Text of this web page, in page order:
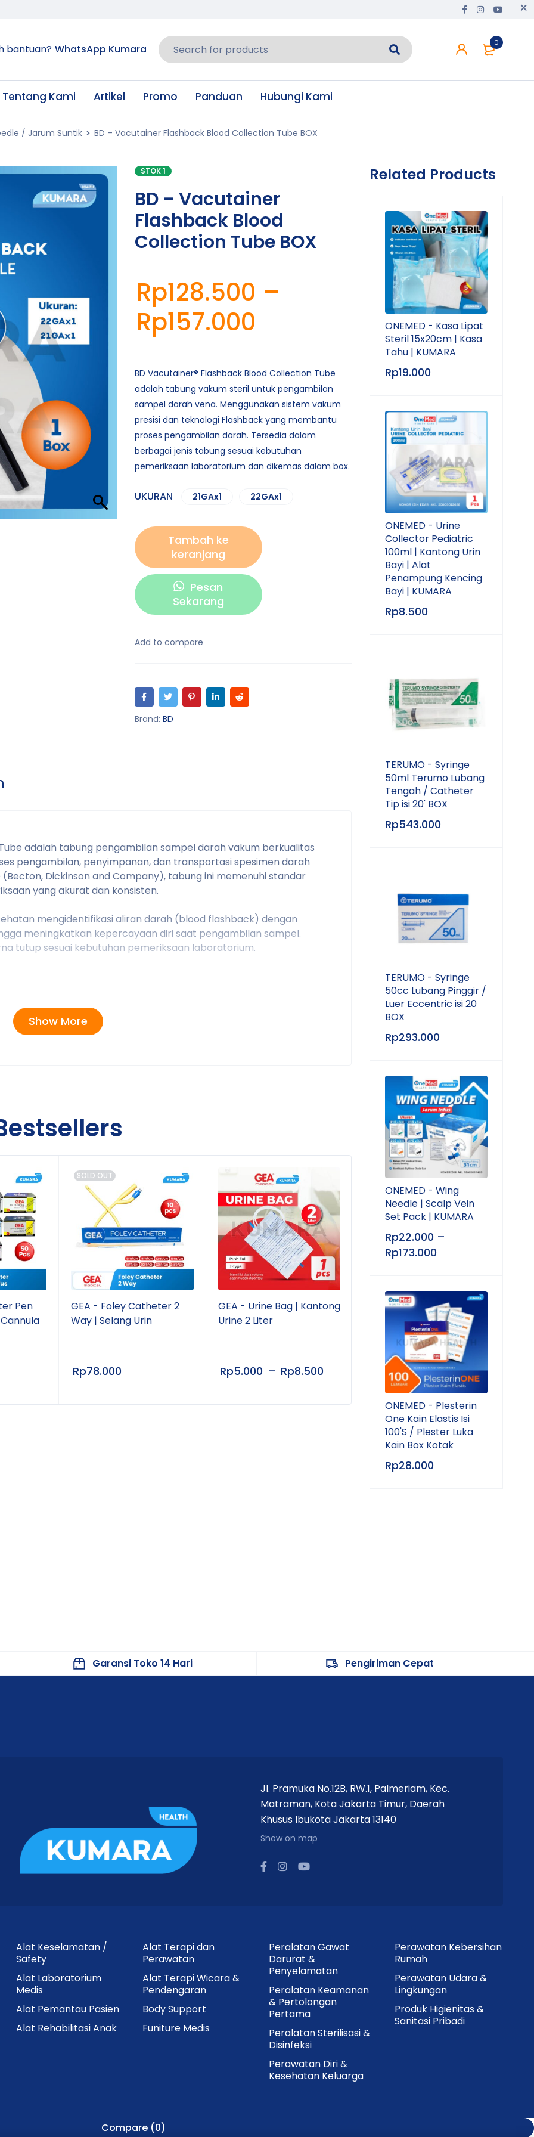
0
bantuan? WhatsApp Kumara
Tentang Kami Artikel Promo Panduan Hubungi Kami
/ Jarum Suntik BD – Vacutainer Flashback Blood Collection Tube BOX
STOK 1
BD – Vacutainer
Flashback Blood
Collection Tube BOX
Rp128.500 –
Rp157.000
BD Vacutainer® Flashback Blood Collection Tube
adalah tabung vakum steril untuk pengambilan
sampel darah vena. Menggunakan sistem vakum
presisi dan teknologi Flashback yang membantu
proses pengambilan darah. Tersedia dalam
berbagai jenis tabung sesuai kebutuhan
pemeriksaan laboratorium dan dikemas dalam box.
UKURAN 21GAx1 22GAx1
Tambah ke
keranjang
Pesan
Sekarang
Brand: BD
adalah tabung pengambilan sampel darah vakum berkualitas
pengambilan, penyimpanan, dan transportasi spesimen darah
Dickinson and Company), tabung ini memenuhi standar
yang akurat dan konsisten.
mengidentifikasi aliran darah (blood flashback) dengan
meningkatkan kepercayaan diri saat pengambilan sampel.
tutup sesuai kebutuhan pemeriksaan laboratorium.
pemeriksaan laboratorium.
kondisi pasien.
perangkat medis.
aliran darah saat pengambilan sampel.
tahan pecah.
proses analisis.
dan fasilitas kesehatan.
Dickinson and Company)
varian yang dipilih.
yang dianjurkan apabila mengandung aditif.
untuk pemeriksaan.
yang kompeten sesuai prosedur medis.
telah melewati tanggal kedaluwarsa.
Tubememberikan kualitas pengambilan sampel darah yang
berkualitas tinggi. Teknologi Flashback membantu proses
kebutuhan rumah sakit, laboratorium klinik, dan fasilitas
Show More
Pen
SOLD OUT
GEA - Foley Catheter 2
Way | Selang Urin
Rp78.000
GEA - Urine Bag | Kantong
Urine 2 Liter
Rp5.000 – Rp8.500
KUMARA - Bundling Infus
Set | Perlengkapan
Perawatan Kesehatan
25.000
Related Products
ONEMED - Kasa Lipat
Steril 15x20cm | Kasa
Tahu | KUMARA
Rp19.000
ONEMED - Urine
Collector Pediatric
100ml | Kantong Urin
Bayi | Alat
Penampung Kencing
Bayi | KUMARA
Rp8.500
TERUMO - Syringe
50ml Terumo Lubang
Tengah / Catheter
Tip isi 20' BOX
Rp543.000
TERUMO - Syringe
50cc Lubang Pinggir /
Luer Eccentric isi 20
BOX
Rp293.000
ONEMED - Wing
Needle | Scalp Vein
Set Pack | KUMARA
Rp22.000 –
Rp173.000
ONEMED - Plesterin
One Kain Elastis Isi
100'S / Plester Luka
Kain Box Kotak
Rp28.000
Garansi Toko 14 Hari Pengiriman Cepat
Jl. Pramuka No.12B, RW.1, Palmeriam, Kec.
Matraman, Kota Jakarta Timur, Daerah
Khusus Ibukota Jakarta 13140
Show on map
Alat Keselamatan /
Safety
Alat Laboratorium
Medis
Alat Pemantau Pasien
Alat Rehabilitasi Anak
Alat Terapi dan
Perawatan
Alat Terapi Wicara &
Pendengaran
Body Support
Funiture Medis
Peralatan Gawat
Darurat &
Penyelamatan
Peralatan Keamanan
& Pertolongan
Pertama
Peralatan Sterilisasi &
Disinfeksi
Perawatan Diri &
Kesehatan Keluarga
Perawatan Kebersihan
Rumah
Perawatan Udara &
Lingkungan
Produk Higienitas &
Sanitasi Pribadi
Compare (0)